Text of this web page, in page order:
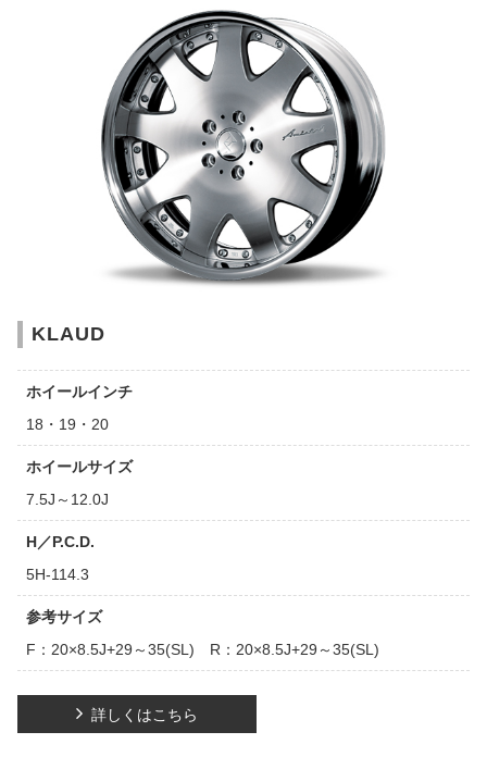
KLAUD
ホイールインチ
18・19・20
ホイールサイズ
7.5J～12.0J
H／P.C.D.
5H-114.3
参考サイズ
F：20×8.5J+29～35(SL) R：20×8.5J+29～35(SL)
詳しくはこちら